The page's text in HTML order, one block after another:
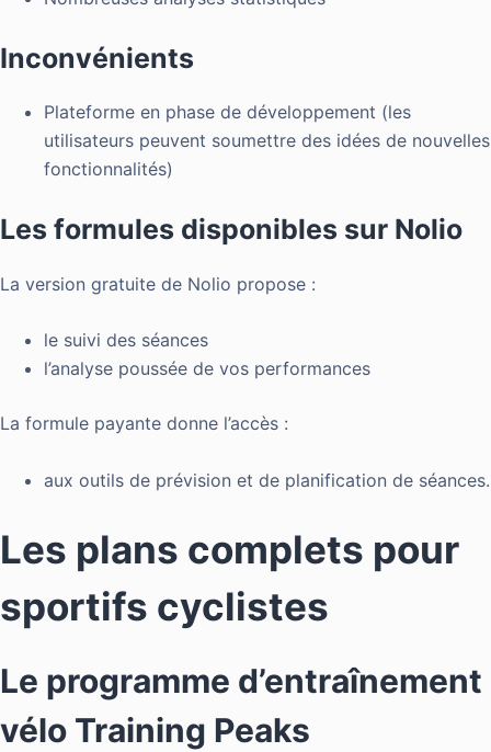
Inconvénients
Plateforme en phase de développement (les
utilisateurs peuvent soumettre des idées de nouvelles
fonctionnalités)
Les formules disponibles sur Nolio
La version gratuite de Nolio propose :
le suivi des séances
l’analyse poussée de vos performances
La formule payante donne l’accès :
aux outils de prévision et de planification de séances.
Les plans complets pour
sportifs cyclistes
Le programme d’entraînement
vélo Training Peaks